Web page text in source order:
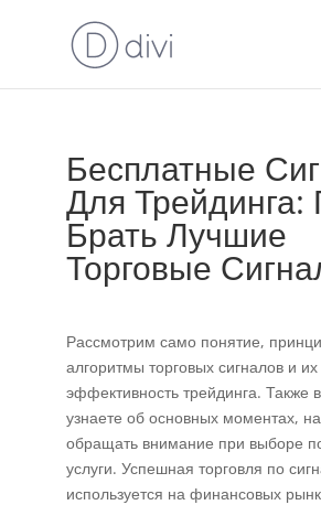
Бесплатные
Для Трейдинга:
Брать Лучшие
Торговые
Рассмотрим само понятие,
алгоритмы торговых сигналов и
эффективность трейдинга. Также
узнаете об основных моментах,
обращать внимание при выборе
услуги. Успешная торговля по
используется на финансовых